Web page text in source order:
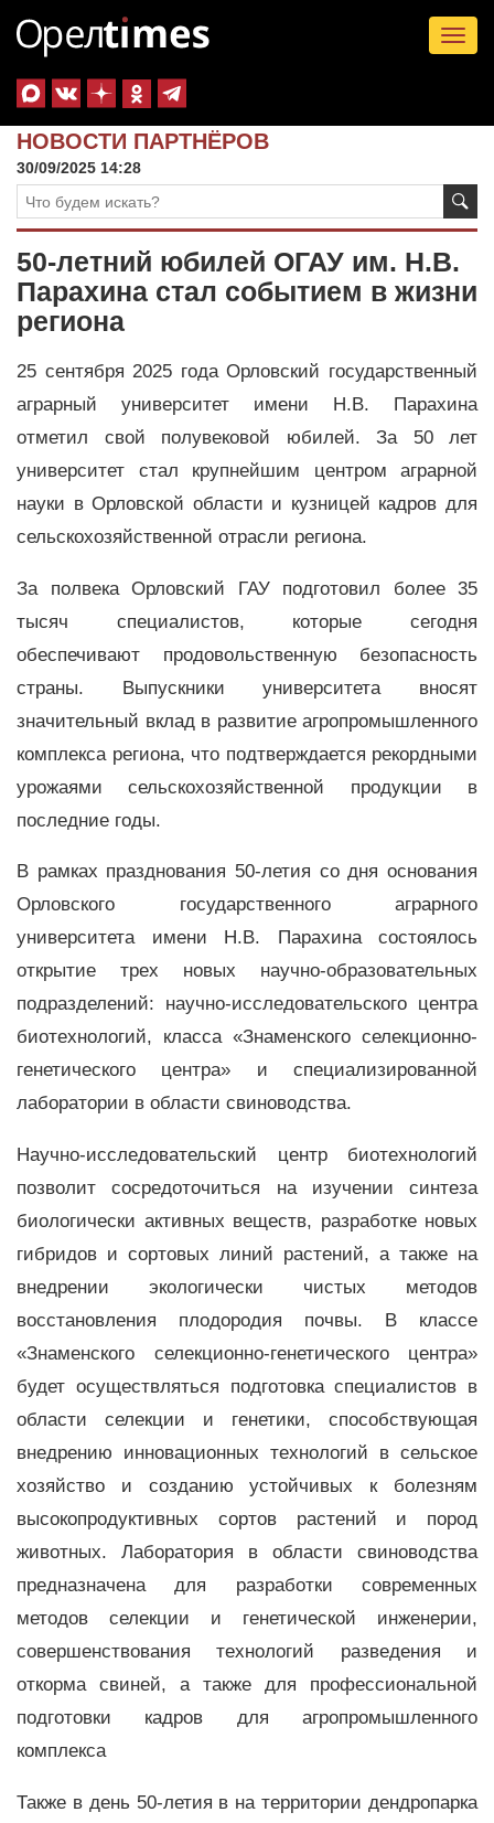
НОВОСТИ ПАРТНЁРОВ
30/09/2025 14:28
50-летний юбилей ОГАУ им. Н.В.
Парахина стал событием в жизни
региона
25 сентября 2025 года Орловский государственный
аграрный университет имени Н.В. Парахина
отметил свой полувековой юбилей. За 50 лет
университет стал крупнейшим центром аграрной
науки в Орловской области и кузницей кадров для
сельскохозяйственной отрасли региона.
За полвека Орловский ГАУ подготовил более 35
тысяч специалистов, которые сегодня
обеспечивают продовольственную безопасность
страны. Выпускники университета вносят
значительный вклад в развитие агропромышленного
комплекса региона, что подтверждается рекордными
урожаями сельскохозяйственной продукции в
последние годы.
В рамках празднования 50-летия со дня основания
Орловского государственного аграрного
университета имени Н.В. Парахина состоялось
открытие трех новых научно-образовательных
подразделений: научно-исследовательского центра
биотехнологий, класса «Знаменского селекционно-
генетического центра» и специализированной
лаборатории в области свиноводства.
Научно-исследовательский центр биотехнологий
позволит сосредоточиться на изучении синтеза
биологически активных веществ, разработке новых
гибридов и сортовых линий растений, а также на
внедрении экологически чистых методов
восстановления плодородия почвы. В классе
«Знаменского селекционно-генетического центра»
будет осуществляться подготовка специалистов в
области селекции и генетики, способствующая
внедрению инновационных технологий в сельское
хозяйство и созданию устойчивых к болезням
высокопродуктивных сортов растений и пород
животных. Лаборатория в области свиноводства
предназначена для разработки современных
методов селекции и генетической инженерии,
совершенствования технологий разведения и
откорма свиней, а также для профессиональной
подготовки кадров для агропромышленного
комплекса
Также в день 50-летия в на территории дендропарка